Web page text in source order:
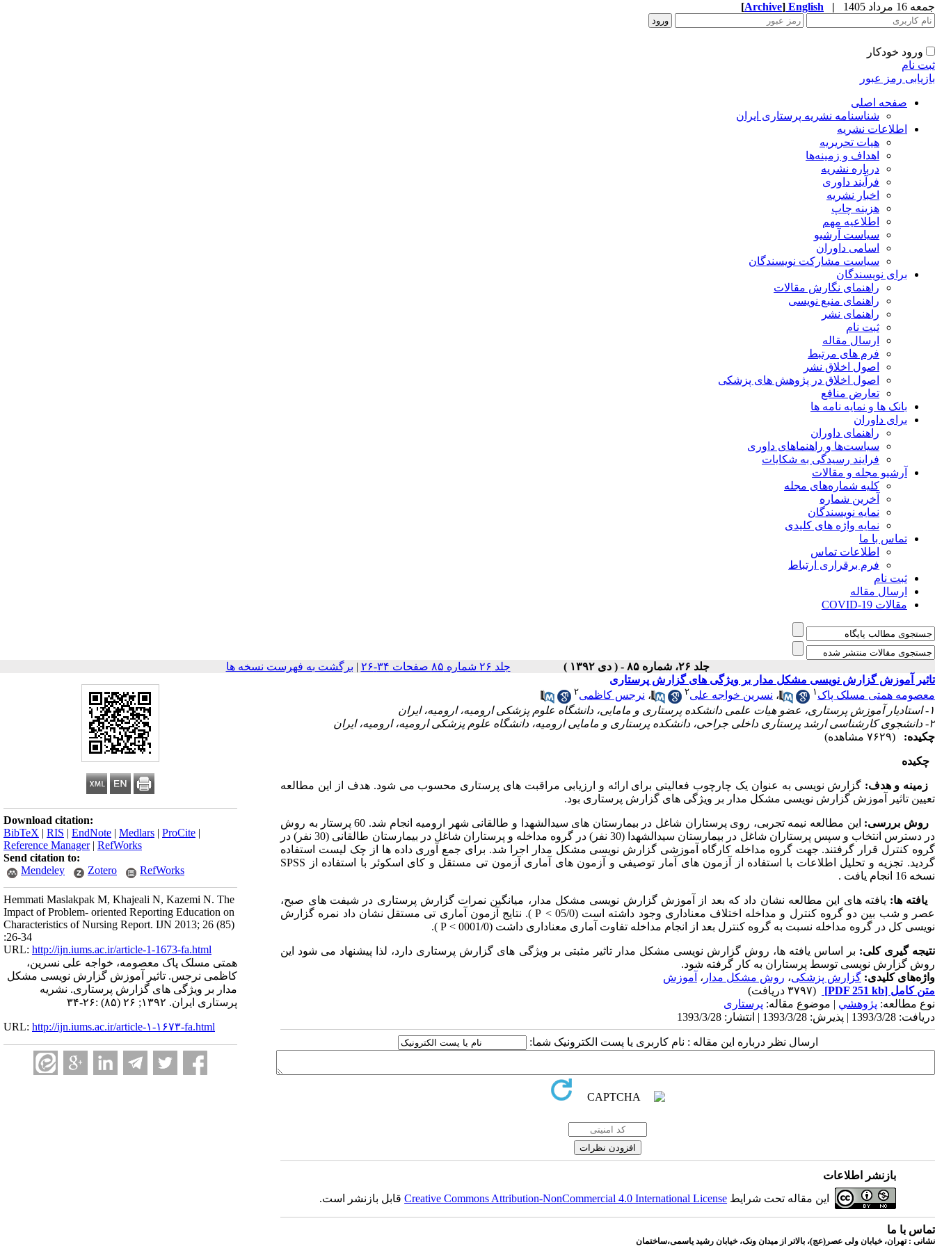
جمعه 16 مرداد 1405 |
English
[Archive]
ورود خودکار
ثبت نام
بازیابی رمز عبور
صفحه اصلی
شناسنامه نشریه پرستاری ایران
اطلاعات نشریه
هیات تحریریه
اهداف و زمینه‌ها
درباره نشریه
فرآیند داوری
اخبار نشریه
هزینه چاپ
اطلاعیه مهم
سیاست آرشیو
اسامی داوران
سیاست مشارکت نویسندگان
برای نویسندگان
راهنمای نگارش مقالات
راهنمای منبع نویسی
راهنمای نشر
ثبت نام
ارسال مقاله
فرم های مرتبط
اصول اخلاق نشر
اصول اخلاق در پژوهش های پزشکی
تعارض منافع
بانک ها و نمایه نامه ها
برای داوران
راهنمای داوران
سیاست‌ها و راهنماهای داوری
فرایند رسیدگی به شکایات
آرشیو مجله و مقالات
کلیه شماره‌های مجله
آخرین شماره
نمایه نویسندگان
نمایه واژه های کلیدی
تماس با ما
اطلاعات تماس
فرم برقراری ارتباط
ثبت نام
ارسال مقاله
مقالات COVID-19
جلد ۲۶، شماره ۸۵ - ( دی ۱۳۹۲ ) جلد ۲۶ شماره ۸۵ صفحات ۳۴-۲۶ | برگشت به فهرست نسخه ها
Download citation:
BibTeX | RIS | EndNote | Medlars | ProCite |
Reference Manager| RefWorks
Send citation to:
Mendeley
Zotero RefWorks
Hemmati Maslakpak M, Khajeali N, Kazemi N. The
Impact of Problem- oriented Reporting Education on
Characteristics of Nursing Report. IJN 2013; 26 (85)
:26-34
URL: http://ijn.iums.ac.ir/article-1-1673-fa.html
همتی مسلک پاک معصومه، خواجه علی نسرین،
کاظمی نرجس. تاثیر آموزش گزارش نویسی مشکل
مدار بر ویژگی های گزارش پرستاری. نشریه
پرستاری ایران. ۱۳۹۲; ۲۶ (۸۵) :۲۶-۳۴
URL: http://ijn.iums.ac.ir/article-۱-۱۶۷۳-fa.html
تاثیر آموزش گزارش نویسی مشکل مدار بر ویژگی های گزارش پرستاری
معصومه همتی مسلک پاک ۱ ، نسرین خواجه علی۲ ، نرجس کاظمی۲
۱- استادیار آموزش پرستاری، عضو هیات علمی دانشکده پرستاری و مامایی، دانشگاه علوم پزشکی ارومیه، ارومیه، ایران
۲- دانشجوی کارشناسی ارشد پرستاری داخلی جراحی، دانشکده پرستاری و مامایی ارومیه، دانشگاه علوم پزشکی ارومیه، ارومیه، ایران
چکیده:
(۷۶۲۹ مشاهده)
چکیده
زمینه و هدف:گزارش نویسی به عنوان یک چارچوب فعالیتی برای ارائه و ارزیابی مراقبت های پرستاری محسوب می شود. هدف از این مطالعه
تعیین تاثیر آموزش گزارش نویسی مشکل مدار بر ویژگی های گزارش پرستاری بود.
روش بررسی:
این مطالعه نیمه تجربی، روی پرستاران شاغل در بیمارستان های سیدالشهدا و طالقانی شهر ارومیه انجام شد. 60 پرستار به روش
در دسترس انتخاب و سپس پرستاران شاغل در بیمارستان سیدالشهدا (30 نفر) در گروه مداخله و پرستاران شاغل در بیمارستان طالقانی (30 نفر) در
گروه کنترل قرار گرفتند. جهت گروه مداخله کارگاه آموزشی گزارش نویسی مشکل مدار اجرا شد. برای جمع آوری داده ها از چک لیست استفاده
گردید. تجزیه و تحلیل اطلاعات با استفاده از آزمون های آمار توصیفی و آزمون های آماری آزمون تی مستقل و کای اسکوئر با استفاده از SPSS
نسخه 16 انجام یافت .
یافته ها: یافته های این مطالعه نشان داد که بعد از آموزش گزارش نویسی مشکل مدار، میانگین نمرات گزارش پرستاری در شیفت های صبح،
عصر و شب بین دو گروه کنترل و مداخله اختلاف معناداری وجود داشته است (05/0 > P ). نتایج آزمون آماری تی مستقل نشان داد نمره گزارش
نویسی کل در گروه مداخله نسبت به گروه کنترل بعد از انجام مداخله تفاوت آماری معناداری داشت (0001/0 > P ).
نتیجه گیری کلی: بر اساس یافته ها، روش گزارش نویسی مشکل مدار تاثیر مثبتی بر ویژگی های گزارش پرستاری دارد، لذا پیشنهاد می شود این
روش گزارش نویسی توسط پرستاران به کار گرفته شود.
واژه‌های کلیدی: گزارش پزشکی، روش مشکل مدار ، آموزش
متن کامل [PDF 251 kb]
(۳۷۹۷ دریافت)
نوع مطالعه: پژوهشي | موضوع مقاله: پرستاری
دریافت: 1393/3/28 | پذیرش: 1393/3/28 | انتشار: 1393/3/28
ارسال نظر درباره این مقاله : نام کاربری یا پست الکترونیک شما:
بازنشر اطلاعات
این مقاله تحت شرایط Creative Commons Attribution-NonCommercial 4.0 International Licenseقابل بازنشر است.
تماس با ما
نشانی : تهران، خیابان ولی عصر(عج)، بالاتر از میدان ونک، خیابان رشید یاسمی،ساختمان